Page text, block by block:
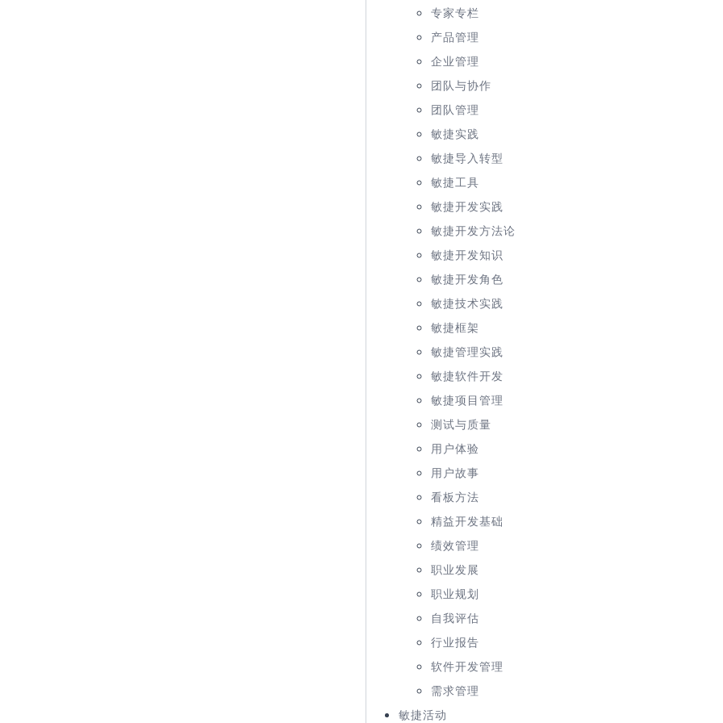
专家专栏
产品管理
企业管理
团队与协作
团队管理
敏捷实践
敏捷导入转型
敏捷工具
敏捷开发实践
敏捷开发方法论
敏捷开发知识
敏捷开发角色
敏捷技术实践
敏捷框架
敏捷管理实践
敏捷软件开发
敏捷项目管理
测试与质量
用户体验
用户故事
看板方法
精益开发基础
绩效管理
职业发展
职业规划
自我评估
行业报告
软件开发管理
需求管理
敏捷活动